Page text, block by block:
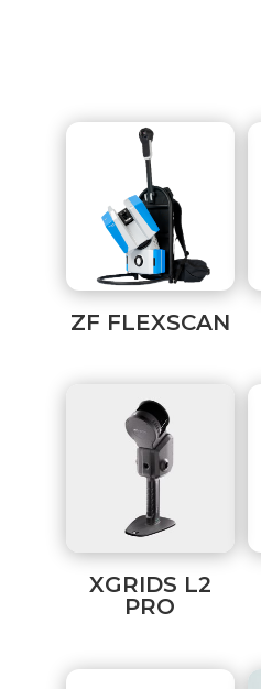
ZF FLEXSCAN
XGRIDS L2
PRO